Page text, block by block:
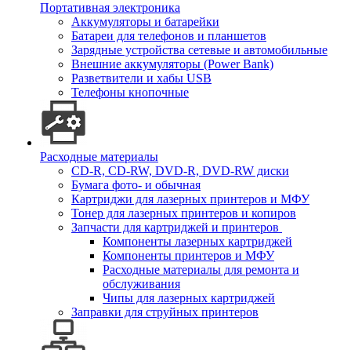
Портативная электроника
Аккумуляторы и батарейки
Батареи для телефонов и планшетов
Зарядные устройства сетевые и автомобильные
Внешние аккумуляторы (Power Bank)
Разветвители и хабы USB
Телефоны кнопочные
Расходные материалы
CD-R, CD-RW, DVD-R, DVD-RW диски
Бумага фото- и обычная
Картриджи для лазерных принтеров и МФУ
Тонер для лазерных принтеров и копиров
Запчасти для картриджей и принтеров
Компоненты лазерных картриджей
Компоненты принтеров и МФУ
Расходные материалы для ремонта и
обслуживания
Чипы для лазерных картриджей
Заправки для струйных принтеров